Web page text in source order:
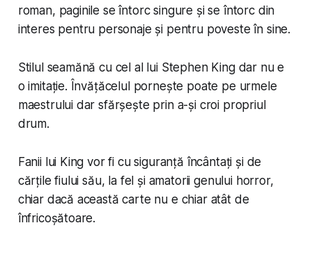
roman, paginile se întorc singure și se întorc din
interes pentru personaje și pentru poveste în sine.
Stilul seamănă cu cel al lui Stephen King dar nu e
o imitație. Învățăcelul pornește poate pe urmele
maestrului dar sfărșește prin a-și croi propriul
drum.
Fanii lui King vor fi cu siguranță încântați și de
cărțile fiului său, la fel și amatorii genului horror,
chiar dacă această carte nu e chiar atât de
înfricoșătoare.